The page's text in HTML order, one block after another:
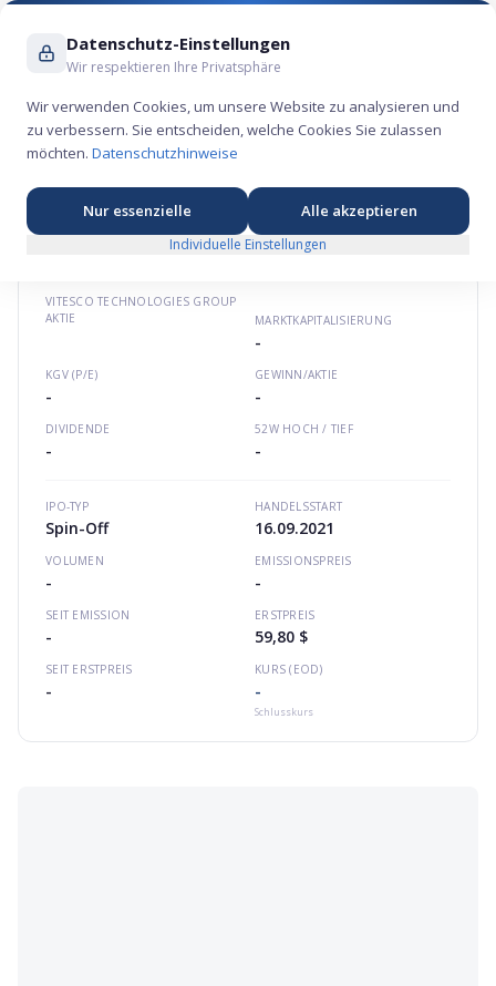
Suche ...
Vitesco Technologies Group Aktie – Industrie-
Börsengang 2021
Europa vitesco-technologies.com
VITESCO TECHNOLOGIES GROUP
AKTIE
MARKTKAPITALISIERUNG
-
KGV (P/E)
-
GEWINN/AKTIE
-
DIVIDENDE
-
52W HOCH / TIEF
-
IPO-TYP
Spin-Off
HANDELSSTART
16.09.2021
VOLUMEN
-
EMISSIONSPREIS
-
SEIT EMISSION
-
ERSTPREIS
59,80 $
SEIT ERSTPREIS
-
KURS (EOD)
-
Schlusskurs
Datenschutz-Einstellungen
Wir respektieren Ihre Privatsphäre
Wir verwenden Cookies, um unsere Website zu analysieren und
zu verbessern. Sie entscheiden, welche Cookies Sie zulassen
möchten. Datenschutzhinweise
Nur essenzielle Alle akzeptieren
Individuelle Einstellungen